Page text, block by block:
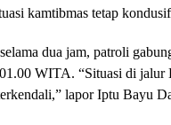
kamtibmas tetap
dua jam, patroli
WITA. “Situasi di jalur
lapor Iptu Bayu